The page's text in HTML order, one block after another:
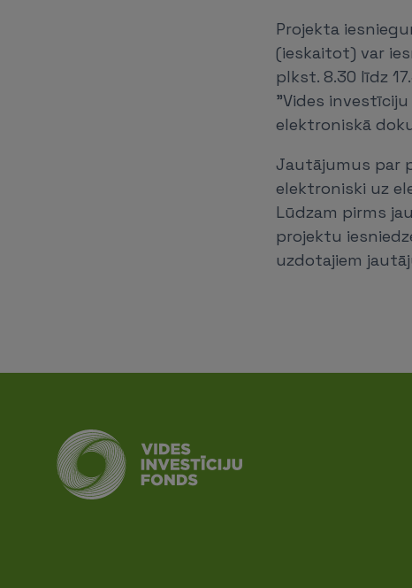
Projekta
(ieskaitot) var
plkst. 8.30 līdz
"Vides investīciju
elektroniskā
Jautājumus par
elektroniski uz
Lūdzam pirms
projektu
uzdotajiem